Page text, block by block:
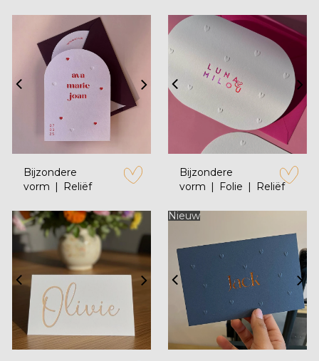
Bijzondere
vorm
Reliëf zet op verlanglijstje
Bijzondere
vorm
Folie Reliëfzet op
Nieuw